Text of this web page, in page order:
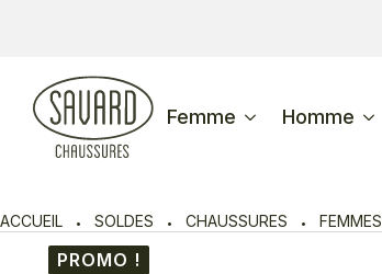
Femme Homme
ACCUEIL SOLDES CHAUSSURES FEMMES
PROMO !